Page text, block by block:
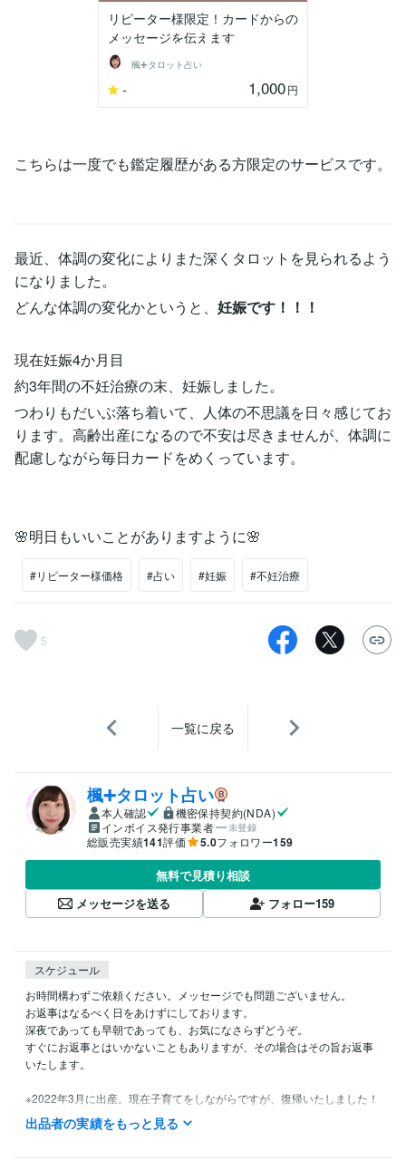
リピーター様限定！カードからの
メッセージを伝えます
楓➕タロット占い
- 1,000円
こちらは一度でも鑑定履歴がある方限定のサービスです。
最近、体調の変化によりまた深くタロットを見られるよう
になりました。
どんな体調の変化かというと、 妊娠です！！！
現在妊娠4か月目
約3年間の不妊治療の末、妊娠しました。
つわりもだいぶ落ち着いて、人体の不思議を日々感じてお
ります。高齢出産になるので不安は尽きませんが、体調に
配慮しながら毎日カードをめくっています。
🌸明日もいいことがありますように🌸
#リピーター様価格 #占い #妊娠 #不妊治療
5
一覧に戻る
楓➕タロット占い
本人確認
機密保持契約(NDA)
インボイス発行事業者
未登録
総販売実績141評価 5.0フォロワー159
無料で見積り相談
メッセージを送る
フォロー159
スケジュール
お時間構わずご依頼ください。メッセージでも問題ございません。
お返事はなるべく日をあけずにしております。
深夜であっても早朝であっても、お気になさらずどうぞ。
すぐにお返事とはいかないこともありますが、その場合はその旨お返事
いたします。
※2022年3月に出産。現在子育てをしながらですが、復帰いたしました！
またよろしくお願いいたします（2022年8月）
占い タロット占い
出品者の実績をもっと見る